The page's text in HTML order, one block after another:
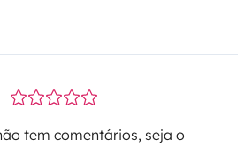
tem comentários, seja o